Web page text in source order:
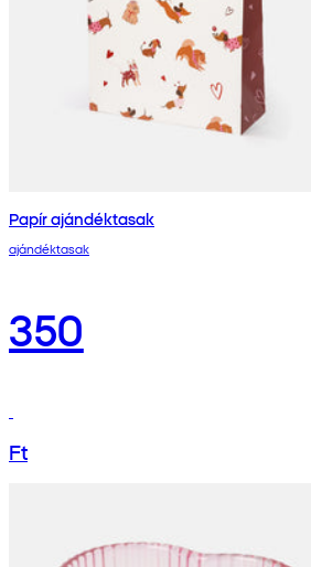
Papír ajándéktasak
ajándéktasak
350
Ft